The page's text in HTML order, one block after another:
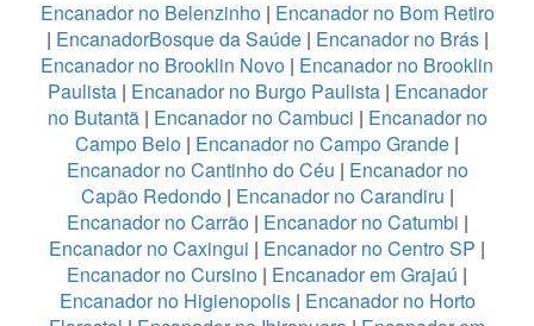
Encanador no Belenzinho| Encanador no Bom Retiro
| EncanadorBosque da Saúde| Encanador no Brás|
Encanador no Brooklin Novo | Encanador no Brooklin
Paulista| Encanador no Burgo Paulista| Encanador
no Butantã| Encanador no Cambuci | Encanador no
Campo Belo | Encanador no Campo Grande |
Encanador no Cantinho do Céu | Encanador no
Capão Redondo| Encanador no Carandiru |
Encanador no Carrão| Encanador no Catumbi |
Encanador no Caxingui | Encanador no Centro SP |
Encanador no Cursino | Encanador em Grajaú |
Encanador no Higienopolis| Encanador no Horto